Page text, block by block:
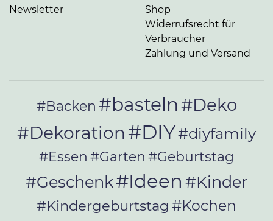
Newsletter
Shop
Widerrufsrecht für
Verbraucher
Zahlung und Versand
#Backen #basteln#Deko
#Dekoration #DIY#diyfamily
#Essen #Garten #Geburtstag
#Geschenk#Ideen #Kinder
#Kindergeburtstag #Kochen